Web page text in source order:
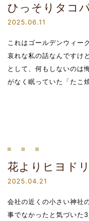
ひっそりタコ
2025.06.11
これはゴールデンウィー
哀れな私の話なんですけ
として、何もしないのは
がなく眠っていた「たこ
花よりヒヨドリ
2025.04.21
会社の近くの小さい神社
事でなかったと気づいた